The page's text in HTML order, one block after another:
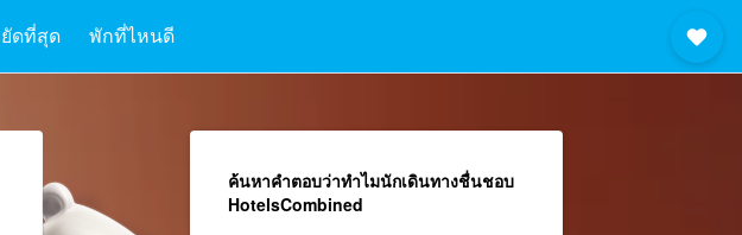
ดที่สุด พักที่ไหนดี
ค้นหาคำตอบว่าทำไมนักเดินทางชื่นชอบ
HotelsCombined